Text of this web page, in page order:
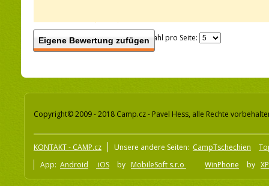
Eigene Bewertung zufügenAnzahl pro Seite:
Copyright© 2009 - 2018 Camp.cz - Pavel Hess, alle Rechte
KONTAKT - CAMP.cz Unsere andere Seiten: CampTschechien
App: Android iOS by MobileSoft s.r.o WinPhone by